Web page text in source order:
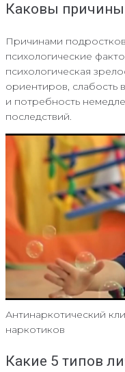
Каковы причины
Причинами
психологические
психологическая
ориентиров, слабость
и потребность
последствий.
Антинаркотический
наркотиков
Какие 5 типов